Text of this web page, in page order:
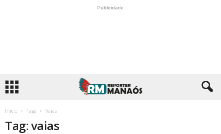
Publicidade
Início Tags Vaias
Tag: vaias